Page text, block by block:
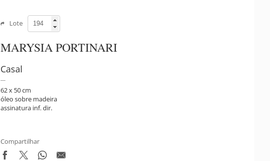
Lote
MARYSIA PORTINARI
Casal
62 x 50 cm
óleo sobre madeira
assinatura inf. dir.
Compartilhar